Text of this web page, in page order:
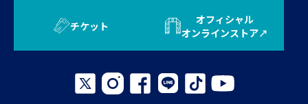
チケット
オフィシャル
オンラインストア